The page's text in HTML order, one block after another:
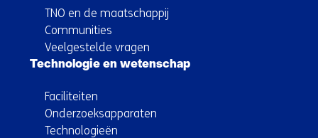
TNO en de maatschappij
Communities
Veelgestelde vragen
Technologie en wetenschap
Faciliteiten
Onderzoeksapparaten
Technologieën